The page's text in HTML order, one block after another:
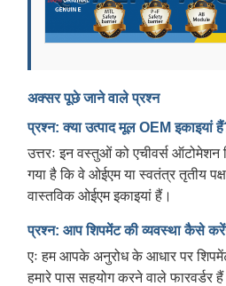
अक्सर पूछे जाने वाले प्रश्न
प्रश्न: क्या उत्पाद मूल OEM इकाइयां
उत्तरः इन वस्तुओं को एचीवर्स ऑटोमेशन
गया है कि वे ओईएम या स्वतंत्र तृतीय
वास्तविक ओईएम इकाइयां हैं।
प्रश्न: आप शिपमेंट की व्यवस्था कैसे
एः हम आपके अनुरोध के आधार पर
हमारे पास सहयोग करने वाले फारवर्डर